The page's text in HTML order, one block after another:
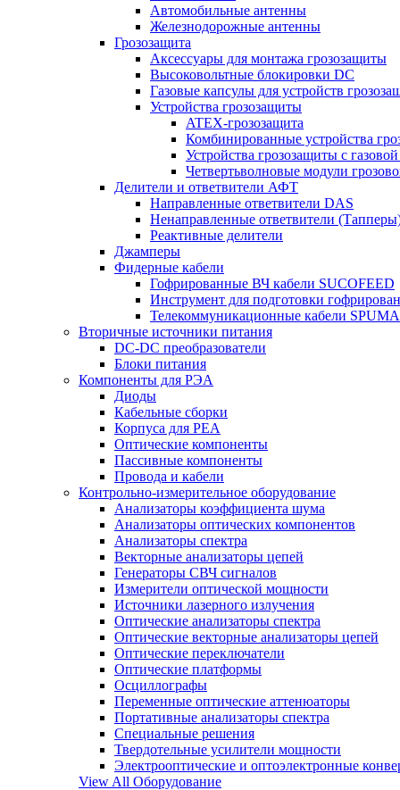
Автомобильные антенны
Железнодорожные антенны
Грозозащита
Аксессуары для монтажа грозозащиты
Высоковольтные блокировки DC
Газовые капсулы для устройств
Устройства грозозащиты
ATEX-грозозащита
Комбинированные устройства
Устройства грозозащиты с
Четвертьволновые модули
Делители и ответвители АФТ
Направленные ответвители DAS
Ненаправленные ответвители
Реактивные делители
Джамперы
Фидерные кабели
Гофрированные ВЧ кабели SUCOFEED
Инструмент для подготовки
Телекоммуникационные кабели SPUMA
Вторичные источники питания
DC-DC преобразователи
Блоки питания
Компоненты для РЭА
Диоды
Кабельные сборки
Корпуса для РЕА
Оптические компоненты
Пассивные компоненты
Провода и кабели
Контрольно-измерительное оборудование
Анализаторы коэффициента шума
Анализаторы оптических компонентов
Анализаторы спектра
Векторные анализаторы цепей
Генераторы СВЧ сигналов
Измерители оптической мощности
Источники лазерного излучения
Оптические анализаторы спектра
Оптические векторные анализаторы цепей
Оптические переключатели
Оптические платформы
Осциллографы
Переменные оптические аттенюаторы
Портативные анализаторы спектра
Специальные решения
Твердотельные усилители мощности
Электрооптические и оптоэлектронные
View All Оборудование